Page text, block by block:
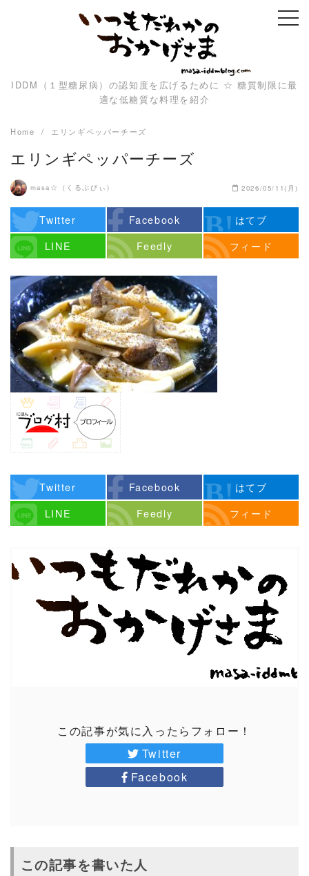
IDDM（１型糖尿病）の認知度を広げるために ☆ 糖質制限に最
適な低糖質な料理を紹介
Home エリンギペッパーチーズ
エリンギペッパーチーズ
masa☆（くるぷぴぃ） 2026/05/11(月)
Twitter Facebook
はてブ
LINE
Feedly フィード
Twitter Facebook
はてブ
LINE
Feedly フィード
この記事が気に入ったらフォロー！
Twitter
Facebook
この記事を書いた人